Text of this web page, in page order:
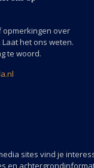
opmerkingen over
het ons weten.
te woord.
sites vind je
en